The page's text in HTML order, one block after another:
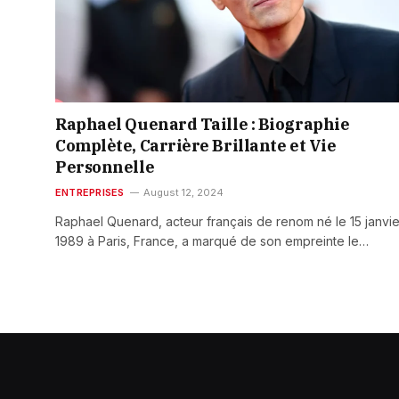
Raphael Quenard Taille : Biographie
Complète, Carrière Brillante et Vie
Personnelle
ENTREPRISES August 12, 2024
Raphael Quenard, acteur français de renom né le 15
1989 à Paris, France, a marqué de son empreinte le…